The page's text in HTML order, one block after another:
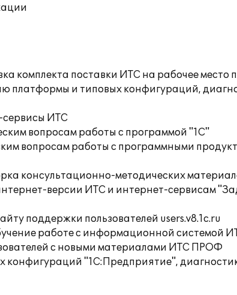
комплекта поставки ИТС на рабочее место
платформы и типовых конфигураций,
сервисы ИТС
вопросам работы с программой "1С"
вопросам работы с программными
консультационно-методических
версии ИТС и интернет-сервисам
поддержки пользователей users.v8.1c.ru
работе с информационной системой
с новыми материалами ИТС ПРОФ
конфигураций "1С:Предприятие",